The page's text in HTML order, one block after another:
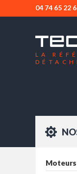
04 74 65 22
LA